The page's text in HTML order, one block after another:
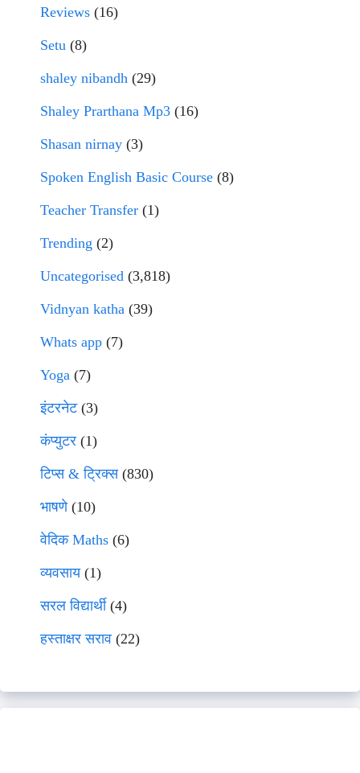
Reviews (16)
Setu (8)
shaley nibandh (29)
Shaley Prarthana Mp3 (16)
Shasan nirnay (3)
Spoken English Basic Course (8)
Teacher Transfer (1)
Trending (2)
Uncategorised (3,818)
Vidnyan katha (39)
Whats app (7)
Yoga (7)
इंटरनेट(3)
कंप्युटर (1)
टिप्स & ट्रिक्स(830)
भाषणे(10)
वेदिक Maths (6)
व्यवसाय(1)
सरल विद्यार्थी(4)
हस्ताक्षर सराव (22)